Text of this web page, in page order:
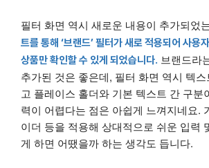
필터 화면 역시 새로운 내용이 추가되었
트를 통해 ‘브랜드’ 필터가 새로 적용되어 사용
상품만 확인할 수 있게 되었습니다. 브랜드라
추가된 것은 좋은데, 필터 화면 역시 텍
고 플레이스 홀더와 기본 텍스트 간 구분
력이 어렵다는 점은 아쉽게 느껴지네요.
이더 등을 적용해 상대적으로 쉬운 입력
게 하면 어땠을까 하는 생각도 듭니다.